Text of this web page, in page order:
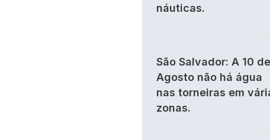
náuticas.
São Salvador: A 10 de
Agosto não há água
nas torneiras em
zonas.